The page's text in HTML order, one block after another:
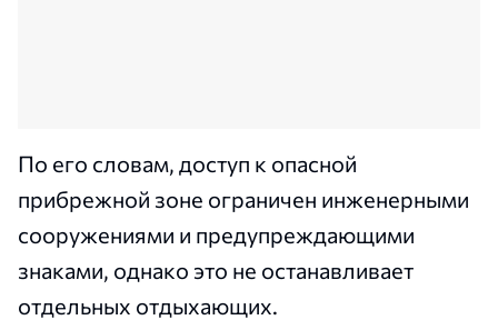
По его словам, доступ к опасной
прибрежной зоне ограничен инженерными
сооружениями и предупреждающими
знаками, однако это не останавливает
отдельных отдыхающих.